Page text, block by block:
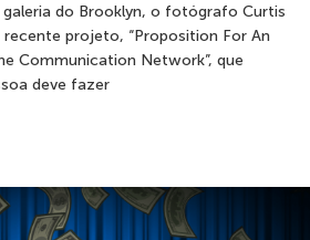
do Brooklyn, o fotógrafo Curtis
recente projeto, “Proposition For An
Communication Network”, que
deve fazer